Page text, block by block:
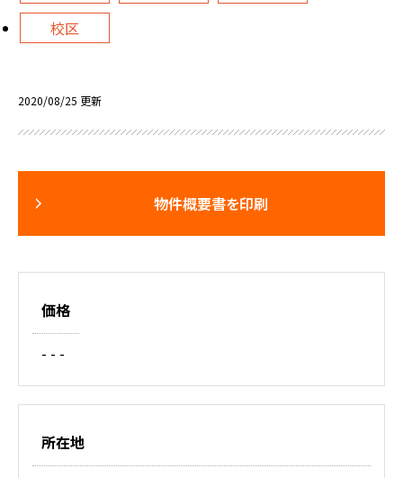
校区
2020/08/25 更新
物件概要書を印刷
価格
- - -
所在地